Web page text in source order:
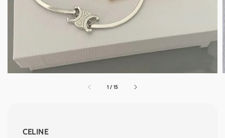
1 / 15
CELINE